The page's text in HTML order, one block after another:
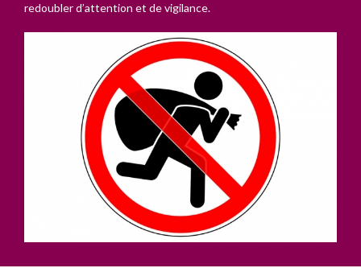
redoubler d’attention et de vigilance.